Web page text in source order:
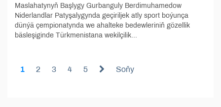
Maslahatynyň Başlygy Gurbanguly Berdimuhamedow
Niderlandlar Patyşalygynda geçiriljek atly sport boýunça
dünýä çempionatynda we ahalteke bedewleriniň gözellik
bäsleşiginde Türkmenistana wekilçilik...
1 2 3 4 5 Soňy